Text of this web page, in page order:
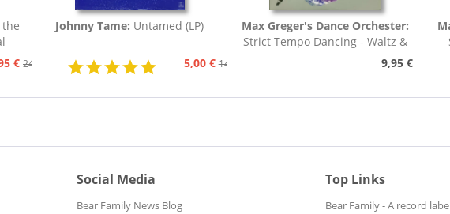
€ 24,95 €
Johnny Tame: Untamed (LP)
5,00 € 14,95 €
Max Greger's Dance Orchester:
Strict Tempo Dancing - Waltz &
9,95 €
Social Media
Bear Family News Blog
Top Links
Bear Family - A record